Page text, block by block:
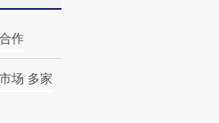
作
场 多家